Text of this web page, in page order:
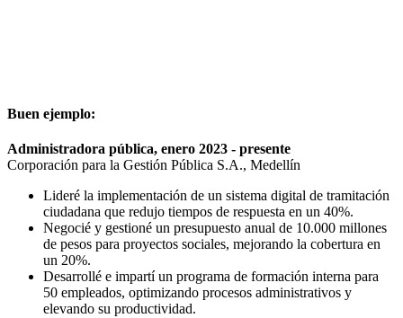
Buen ejemplo:
Administradora pública, enero 2023 - presente
Corporación para la Gestión Pública S.A., Medellín
Lideré la implementación de un sistema digital de tramitación
ciudadana que redujo tiempos de respuesta en un 40%.
Negocié y gestioné un presupuesto anual de 10.000 millones
de pesos para proyectos sociales, mejorando la cobertura en
un 20%.
Desarrollé e impartí un programa de formación interna para
50 empleados, optimizando procesos administrativos y
elevando su productividad.